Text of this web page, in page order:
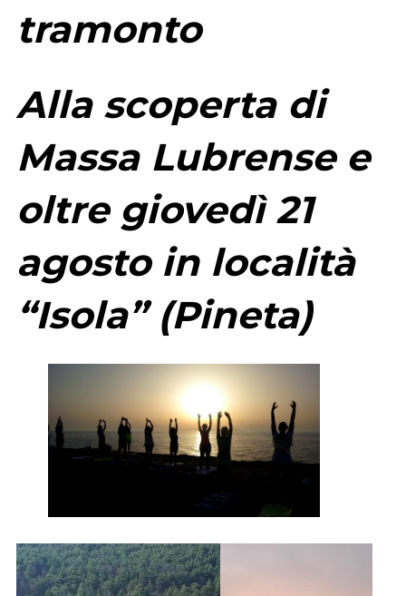
tramonto
Alla scoperta di
Massa Lubrense e
oltre giovedì 21
agosto in località
“Isola” (Pineta)